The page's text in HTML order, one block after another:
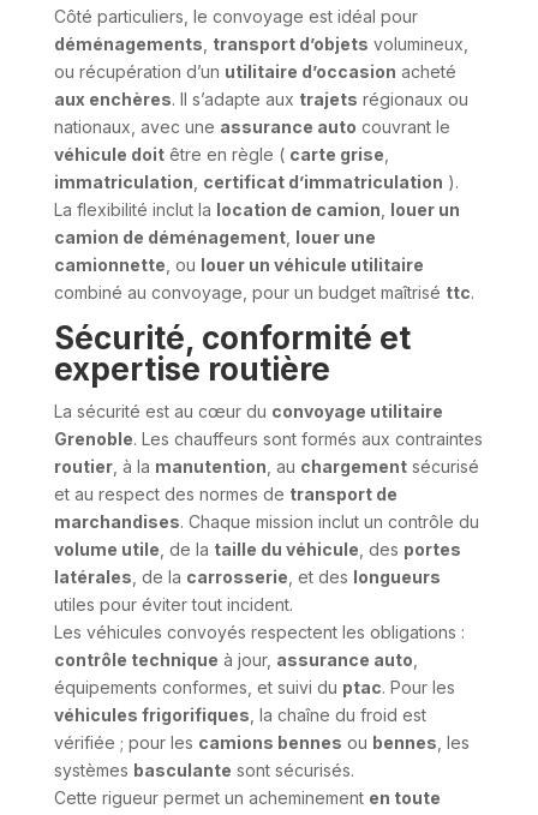
Côté particuliers, le convoyage est idéal pour
déménagements transport d’objets volumineux,
ou récupération d’un utilitaire d’occasion acheté
aux enchères. Il s’adapte aux trajets régionaux ou
nationaux, avec une assurance auto couvrant le
véhicule doitêtre en règle ( carte grise
immatriculation certificat d’immatriculation ).
La flexibilité inclut la location de camion louer un
camion de déménagement, louer une
camionnette , ou louer un véhicule utilitaire
combiné au convoyage, pour un budget maîtrisé ttc.
Sécurité, conformité et
expertise routière
La sécurité est au cœur du convoyage utilitaire
Grenoble. Les chauffeurs sont formés aux contraintes
routier, à la manutention , au chargementsécurisé
et au respect des normes de transport de
marchandises. Chaque mission inclut un contrôle du
volume utile , de la taille du véhicule , des portes
latérales , de la carrosserie , et des longueurs
utiles pour éviter tout incident.
Les véhicules convoyés respectent les obligations :
contrôle technique à jour, assurance auto
équipements conformes, et suivi du ptac. Pour les
véhicules frigorifiques , la chaîne du froid est
vérifiée ; pour les camions bennes ou bennes , les
systèmes basculante sont sécurisés.
Cette rigueur permet un acheminement en toute